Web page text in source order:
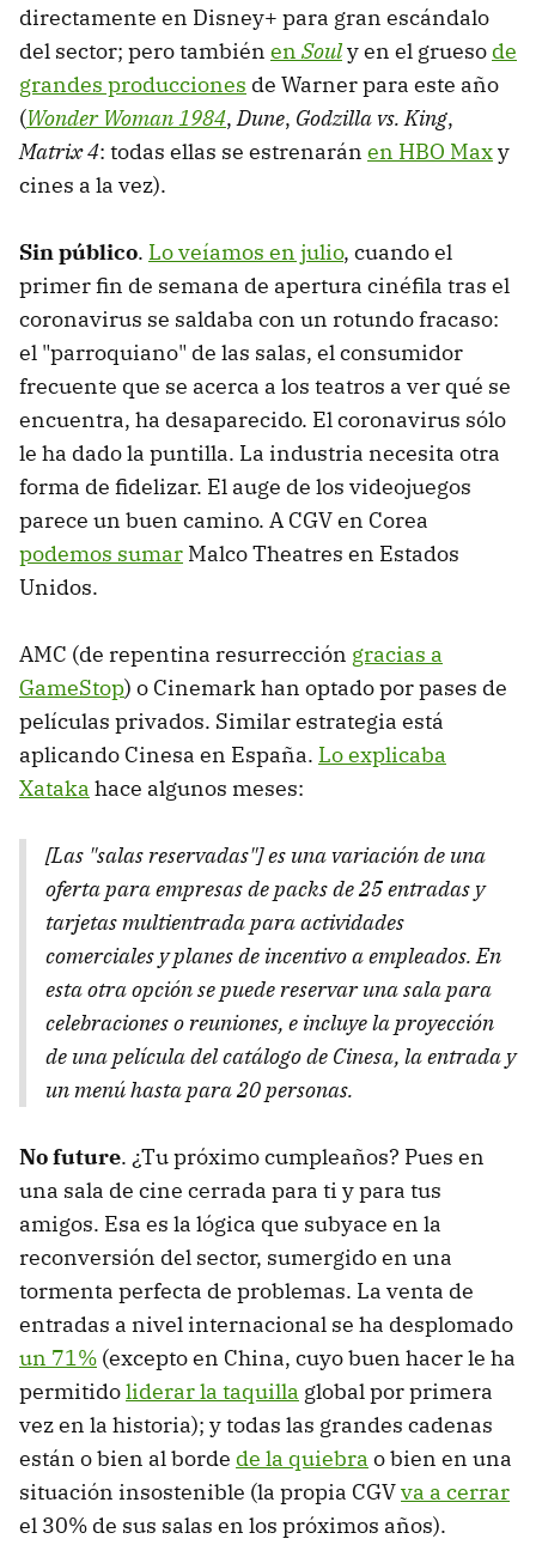
directamente en Disney+ para gran escándalo
del sector; pero también en Souly en el grueso de
grandes producciones de Warner para este año
(Wonder Woman 1984,Dune, Godzilla vs. King,
Matrix 4: todas ellas se estrenarán en HBO Maxy
cines a la vez).
Sin público. Lo veíamos en julio, cuando el
primer fin de semana de apertura cinéfila tras el
coronavirus se saldaba con un rotundo fracaso:
el "parroquiano" de las salas, el consumidor
frecuente que se acerca a los teatros a ver qué se
encuentra, ha desaparecido. El coronavirus sólo
le ha dado la puntilla. La industria necesita otra
forma de fidelizar. El auge de los videojuegos
parece un buen camino. A CGV en Corea
podemos sumar Malco Theatres en Estados
Unidos.
AMC (de repentina resurrección gracias a
GameStop) o Cinemark han optado por pases de
películas privados. Similar estrategia está
aplicando Cinesa en España. Lo explicaba
Xataka hace algunos meses:
[Las "salas reservadas"] es una variación de una
oferta para empresas de packs de 25 entradas y
tarjetas multientrada para actividades
comerciales y planes de incentivo a empleados. En
esta otra opción se puede reservar una sala para
celebraciones o reuniones, e incluye la proyección
de una película del catálogo de Cinesa, la entrada y
un menú hasta para 20 personas.
No future. ¿Tu próximo cumpleaños? Pues en
una sala de cine cerrada para ti y para tus
amigos. Esa es la lógica que subyace en la
reconversión del sector, sumergido en una
tormenta perfecta de problemas. La venta de
entradas a nivel internacional se ha desplomado
un 71% (excepto en China, cuyo buen hacer le ha
permitidoliderar la taquilla global por primera
vez en la historia); y todas las grandes cadenas
están o bien al borde de la quiebra o bien en una
situación insostenible (la propia CGVva a cerrar
el 30% de sus salas en los próximos años).